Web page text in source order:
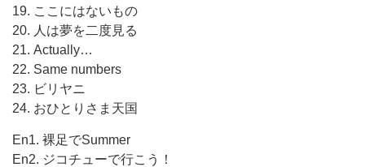
19. ここにはないもの
20. 人は夢を二度見る
21. Actually…
22. Same numbers
23. ビリヤニ
24. おひとりさま天国
En1. 裸足でSummer
En2. ジコチューで行こう！